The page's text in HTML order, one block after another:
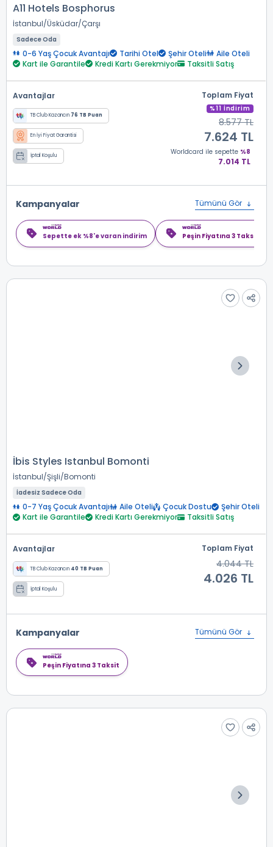
A11 Hotels Bosphorus
İstanbul Üsküdar Çarşı
Sadece Oda
0-6 Yaş Çocuk Avantajı Tarihi Otel Şehir Oteli
Aile Oteli
Kart ile Garantile
Kredi Kartı Gerekmiyor Taksitli Satış
Avantajlar
TB Club Kazancın 76 TB Puan
En İyi Fiyat Garantisi
İptal Koşulu
Toplam Fiyat
%11 İndirim
8.577 TL
7.624 TL
Worldcard ile sepette %8
7.014 TL
Kampanyalar Tümünü Gör
Sepette ek %8'e varan indirim Peşin Fiyatına 3 Taksit
İbis Styles Istanbul Bomonti
İstanbul Şişli Bomonti
İadesiz Sadece Oda
0-7 Yaş Çocuk Avantajı Aile Oteli Çocuk Dostu
Şehir Oteli
Kart ile Garantile
Kredi Kartı Gerekmiyor Taksitli Satış
Avantajlar
TB Club Kazancın 40 TB Puan
İptal Koşulu
Toplam Fiyat
4.044 TL
4.026 TL
Kampanyalar Tümünü Gör
Peşin Fiyatına 3 Taksit